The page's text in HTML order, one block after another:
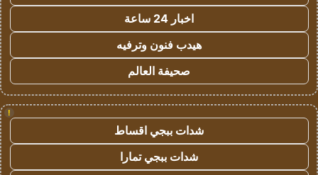
اخبار 24 ساعة
هيدب فنون وترفيه
صحيفة العالم
!
شدات ببجي اقساط
شدات ببجي تمارا